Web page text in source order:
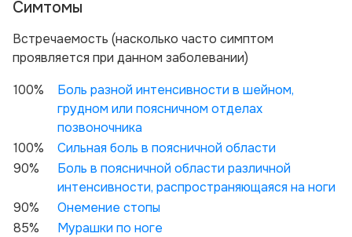
Симтомы
Вcтречаемость (насколько часто симптом
проявляется при данном заболевании)
100%
Боль разной интенсивности в шейном,
грудном или поясничном отделах
позвоночника
100%
Сильная боль в поясничной области
90%
Боль в поясничной области различной
интенсивности, распространяющаяся на ноги
90%
Онемение стопы
85%
Мурашки по ноге